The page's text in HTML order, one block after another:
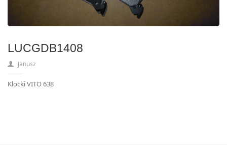
LUCGDB1408
Janusz
Klocki VITO 638